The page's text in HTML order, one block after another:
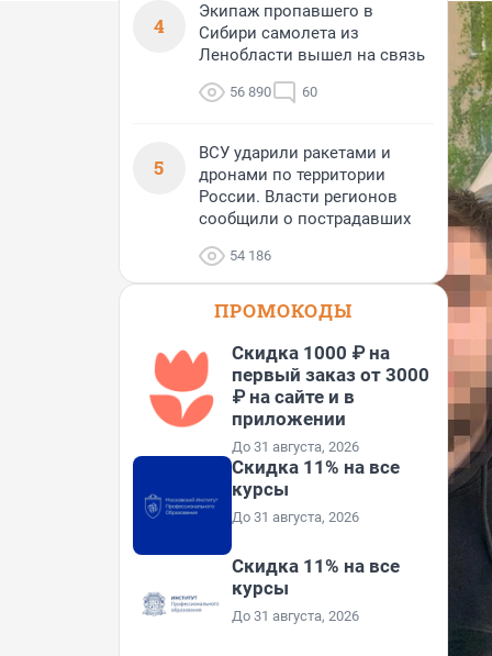
4
Экипаж пропавшего в
Сибири самолета из
Ленобласти вышел на связь
56 890 60
5
ВСУ ударили ракетами и
дронами по территории
России. Власти регионов
сообщили о пострадавших
54 186
ПРОМОКОДЫ
Скидка 1000 ₽ на
первый заказ от 3000
₽ на сайте и в
приложении
До 31 августа, 2026
Скидка 11% на все
курсы
До 31 августа, 2026
Скидка 11% на все
курсы
До 31 августа, 2026